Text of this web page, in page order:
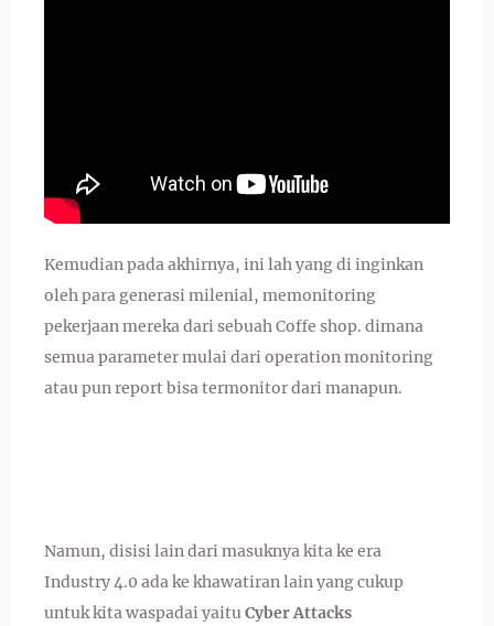
Kemudian pada akhirnya, ini lah yang di inginkan
oleh para generasi milenial, memonitoring
pekerjaan mereka dari sebuah Coffe shop. dimana
semua parameter mulai dari operation monitoring
atau pun report bisa termonitor dari manapun.
Namun, disisi lain dari masuknya kita ke era
Industry 4.0 ada ke khawatiran lain yang cukup
untuk kita waspadai yaituCyber Attacks